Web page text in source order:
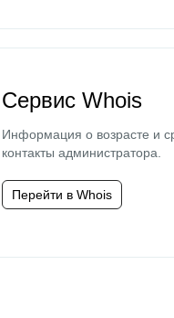
Сервис Whois
Информация о возрасте и
контакты администратора.
Перейти в Whois